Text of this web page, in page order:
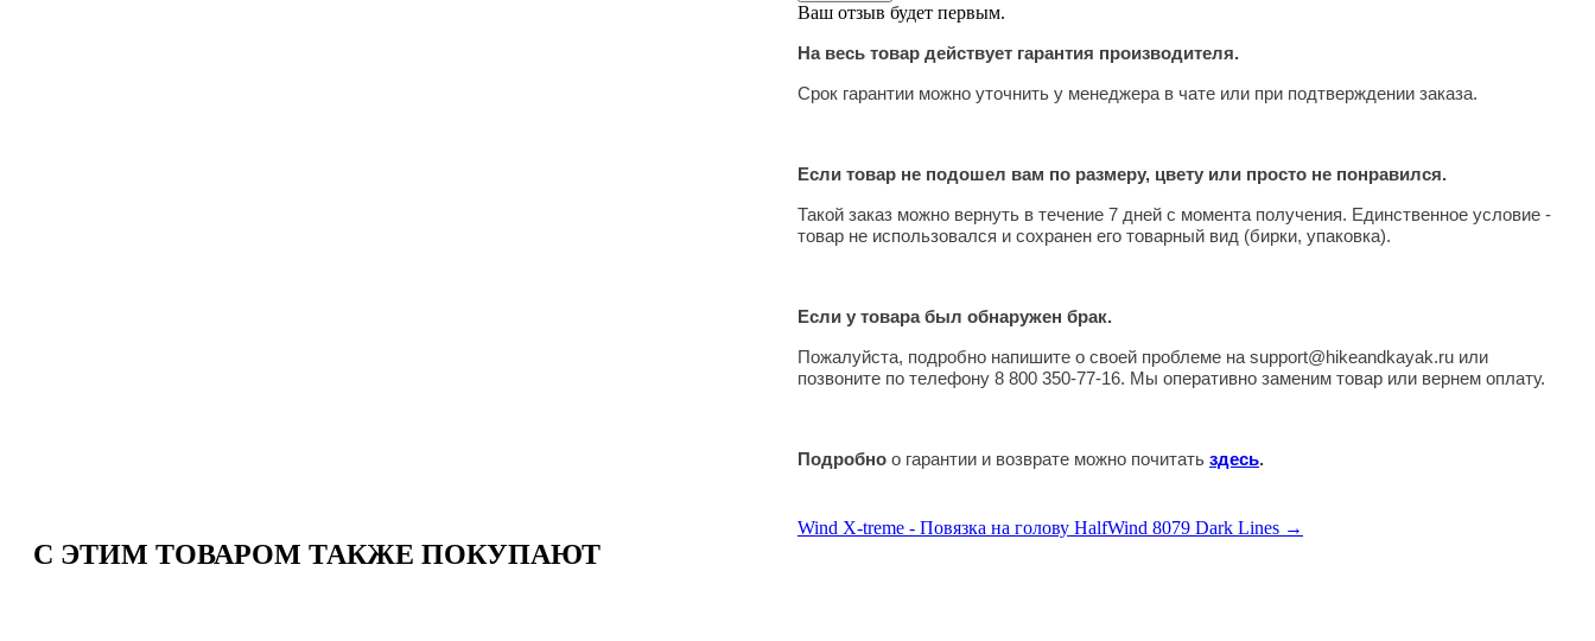
Ваш отзыв будет первым.
На весь товар действует гарантия производителя.
Срок гарантии можно уточнить у менеджера в чате или при подтверждении заказа.
Если товар не подошел вам по размеру, цвету или просто не понравился.
Такой заказ можно вернуть в течение 7 дней с момента получения. Единственное условие -
товар не использовался и сохранен его товарный вид (бирки, упаковка).
Если у товара был обнаружен брак.
Пожалуйста, подробно напишите о своей проблеме на support@hikeandkayak.ru или
позвоните по телефону 8 800 350-77-16. Мы оперативно заменим товар или вернем оплату.
Подробно о гарантии и возврате можно почитать здесь.
Wind X-treme - Повязка на голову HalfWind 8079 Dark Lines →
C ЭТИМ ТОВАРОМ ТАКЖЕ ПОКУПАЮТ